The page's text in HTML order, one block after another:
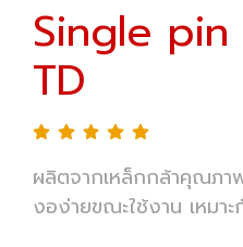
Single
TD
ผลิตจากเหล็กกล้าคุณภ
งอง่ายขณะใช้งาน เหมา